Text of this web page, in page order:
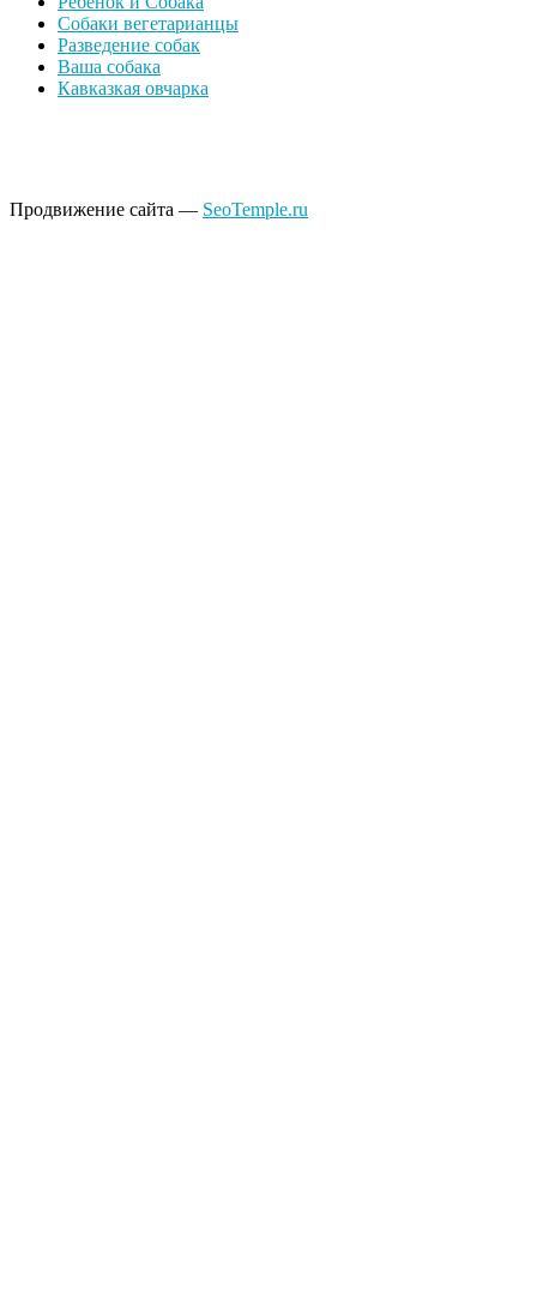
Собаки вегетарианцы
Разведение собак
Ваша собака
Кавказкая овчарка
Продвижение сайта — SeoTemple.ru